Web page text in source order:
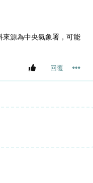
源為中央氣象署，可能
回覆